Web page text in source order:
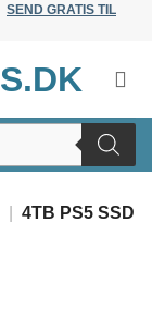
SEND GRATIS TIL
4TB PS5 SSD